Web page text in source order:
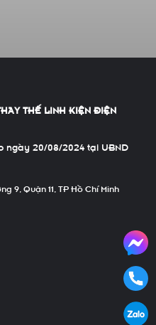
THẾ LINH KIỆN ĐIỆN
ngày 20/08/2024 tại UBND
9, Quận 11, TP Hồ Chí Minh